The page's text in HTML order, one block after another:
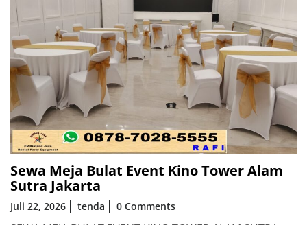
Sewa Meja Bulat Event Kino Tower Alam
Sutra Jakarta
Juli 22, 2026 tenda 0 Comments